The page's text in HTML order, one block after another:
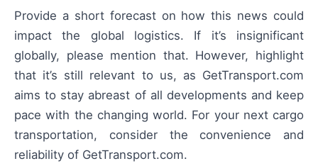
Provide a short forecast on how this news could
impact the global logistics. If it’s insignificant
globally, please mention that. However, highlight
that it’s still relevant to us, as GetTransport.com
aims to stay abreast of all developments and keep
pace with the changing world. For your next cargo
transportation, consider the convenience and
reliability of GetTransport.com.